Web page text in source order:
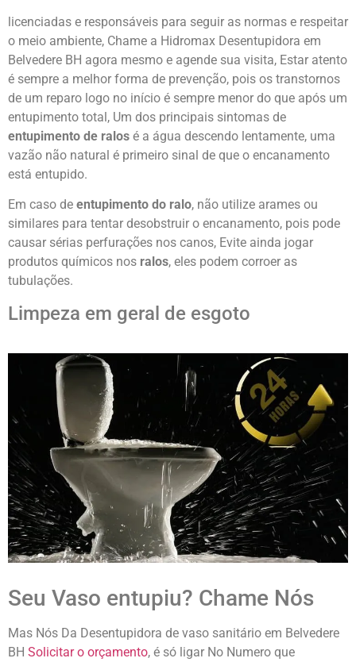
licenciadas e responsáveis para seguir as normas e respeitar
o meio ambiente, Chame a Hidromax Desentupidora em
Belvedere BH agora mesmo e agende sua visita, Estar atento
é sempre a melhor forma de prevenção, pois os transtornos
de um reparo logo no início é sempre menor do que após um
entupimento total, Um dos principais sintomas de
entupimento de ralos é a água descendo lentamente, uma
vazão não natural é primeiro sinal de que o encanamento
está entupido.
Em caso de entupimento do ralo, não utilize arames ou
similares para tentar desobstruir o encanamento, pois pode
causar sérias perfurações nos canos, Evite ainda jogar
produtos químicos nos ralos, eles podem corroer as
tubulações.
Limpeza em geral de esgoto
Seu Vaso entupiu? Chame Nós
Mas Nós Da Desentupidora de vaso sanitário em Belvedere
BH Solicitar o orçamento, é só ligar No Numero que